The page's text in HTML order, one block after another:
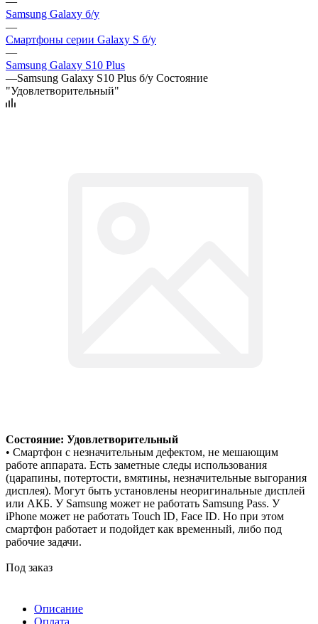
Samsung Galaxy б/у
—
Смартфоны серии Galaxy S б/у
—
Samsung Galaxy S10 Plus
—Samsung Galaxy S10 Plus б/у Состояние
"Удовлетворительный"
Состояние: Удовлетворительный
• Смартфон с незначительным дефектом, не мешающим
работе аппарата. Есть заметные следы использования
(царапины, потертости, вмятины, незначительные выгорания
дисплея). Могут быть установлены неоригинальные дисплей
или АКБ. У Samsung может не работать Samsung Pass. У
iPhone может не работать Touch ID, Face ID. Но при этом
смартфон работает и подойдет как временный, либо под
рабочие задачи.
Под заказ
Описание
Оплата